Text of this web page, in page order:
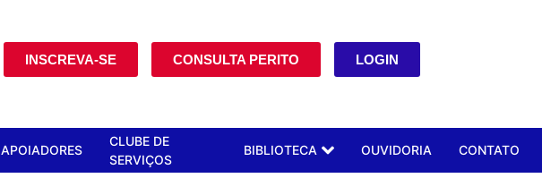
INSCREVA-SE CONSULTA PERITO LOGIN
APOIADORES
CLUBE DE
SERVIÇOS
BIBLIOTECA OUVIDORIA CONTATO